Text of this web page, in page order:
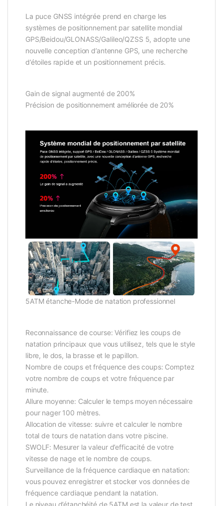
La puce GNSS intégrée prend en charge les
systèmes de positionnement par satellite mondial
GPS/Beidou/GLONASS/Galileo/QZSS 5, adopte une
nouvelle conception d’antenne GPS, une recherche
d’étoiles rapide et un positionnement précis.
Gain de signal augmenté de 200%
Précision de positionnement améliorée de 20%
5ATM étanche-Mode de natation professionnel
Reconnaissance de course: Vérifiez les coups de
natation principaux que vous utilisez, tels que le style
libre, le dos, la brasse et le papillon.
Nombre de coups et fréquence des coups: Comptez
votre nombre de coups et votre fréquence par
minute.
Allure moyenne: Calculer le temps moyen nécessaire
pour nager 100 mètres.
Allocation de vitesse: suivre et calculer le nombre
total de tours de natation dans votre piscine.
SWOLF: Mesurer la valeur d’efficacité de votre
vitesse de nage et le nombre de coups.
Surveillance de la fréquence cardiaque en natation:
vous pouvez enregistrer et stocker vos données de
fréquence cardiaque pendant la natation.
Le niveau d’étanchéité de 5ATM est la valeur de test